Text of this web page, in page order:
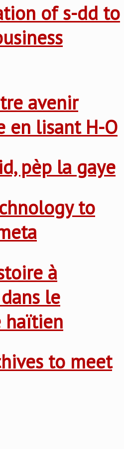
of s-dd to
avenir
en lisant H-O
pèp la gaye
to
à
le
haïtien
to meet